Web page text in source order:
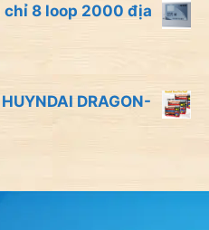
chỉ 8 loop 2000 địa
DRAGON-